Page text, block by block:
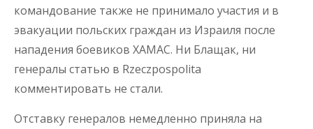
командование также не принимало участия и в
эвакуации польских граждан из Израиля после
нападения боевиков ХАМАС. Ни Блащак, ни
генералы статью в Rzeczpospolita
комментировать не стали.
Отставку генералов немедленно приняла на